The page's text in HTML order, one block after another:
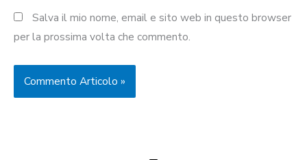
Salva il mio nome, email e sito web in questo browser
per la prossima volta che commento.